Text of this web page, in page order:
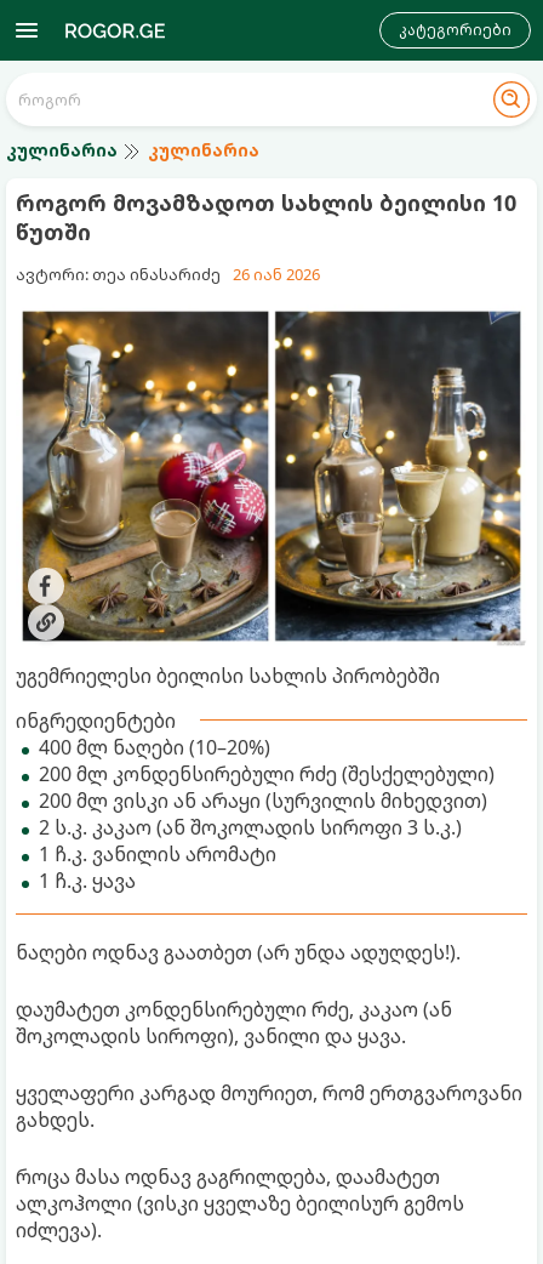
კატეგორიები
კულინარია კულინარია
როგორ მოვამზადოთ სახლის ბეილისი 10
წუთში
ავტორი: თეა ინასარიძე 26 იან 2026
უგემრიელესი ბეილისი სახლის პირობებში
ინგრედიენტები
400 მლ ნაღები (10–20%)
200 მლ კონდენსირებული რძე (შესქელებული)
200 მლ ვისკი ან არაყი (სურვილის მიხედვით)
2 ს.კ. კაკაო (ან შოკოლადის სიროფი 3 ს.კ.)
1 ჩ.კ. ვანილის არომატი
1 ჩ.კ. ყავა
ნაღები ოდნავ გაათბეთ (არ უნდა ადუღდეს!).
დაუმატეთ კონდენსირებული რძე, კაკაო (ან
შოკოლადის სიროფი), ვანილი და ყავა.
ყველაფერი კარგად მოურიეთ, რომ ერთგვაროვანი
გახდეს.
როცა მასა ოდნავ გაგრილდება, დაამატეთ
ალკოჰოლი (ვისკი ყველაზე ბეილისურ გემოს
იძლევა).